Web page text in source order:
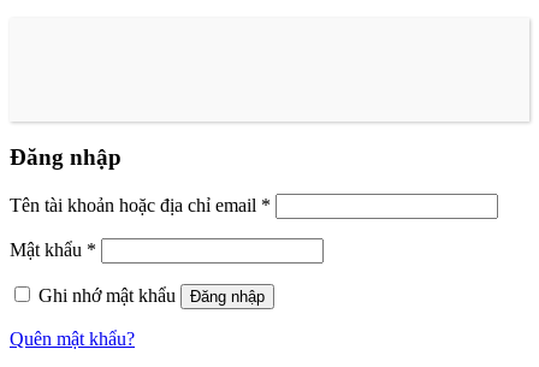
Đăng nhập
Tên tài khoản hoặc địa chỉ email *
Mật khẩu *
Ghi nhớ mật khẩu Đăng nhập
Quên mật khẩu?